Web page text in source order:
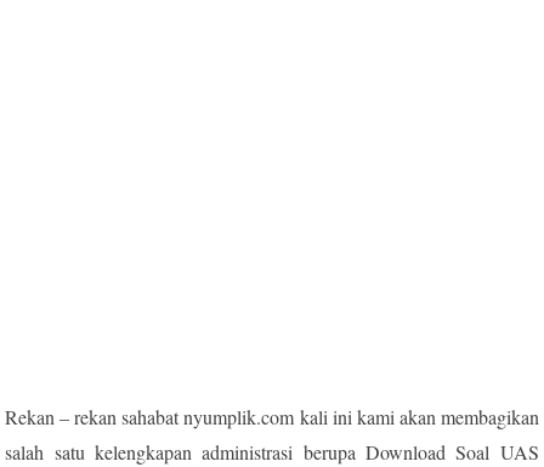
Rekan – rekan sahabat nyumplik.com kali ini kami akan membagikan
salah satu kelengkapan administrasi berupa Download Soal UAS